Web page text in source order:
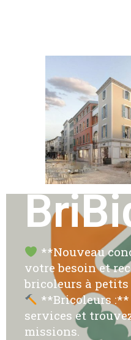
**Nouveau
votre besoin et
bricoleurs à
**Bricoleurs
services et
missions.